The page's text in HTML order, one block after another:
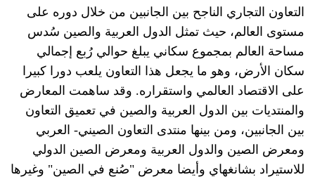
التعاون التجاري الناجح بين الجانبين من خلال دوره على
مستوى العالم، حيث تمثل الدول العربية والصين سُدس
مساحة العالم بمجموع سكاني يبلغ حوالي رُبع إجمالي
سكان الأرض، وهو ما يجعل هذا التعاون يلعب دورا كبيرا
على الاقتصاد العالمي واستقراره. وقد ساهمت المعارض
والمنتديات بين الدول العربية والصين في تعميق التعاون
بين الجانبين، ومن بينها منتدى التعاون الصيني- العربي
ومعرض الصين والدول العربية ومعرض الصين الدولي
للاستيراد بشانغهاي وأيضا معرض "صُنع في الصين" وغيرها